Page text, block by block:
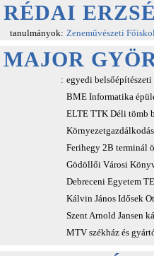
RÉDAI
tanulmányok: Zeneművészeti
MAJOR
: egyedi
BME Informatika
ELTE TTK Déli tömb
Ferihegy 2B terminál
Gödöllői Városi
Debreceni Egyetem
Kálvin János Idősek
Szent Arnold Jansen
MTV székház és